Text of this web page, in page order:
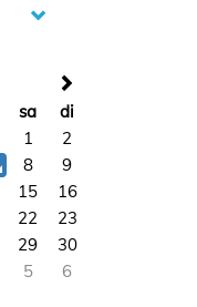


sa
di
1
2
8
9
15
16
22
23
29
30
5
6